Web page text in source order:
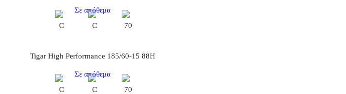
Σε απόθεμα
C
C 70
Tigar High Performance 185/60-15 88H
Σε απόθεμα
C
C 70